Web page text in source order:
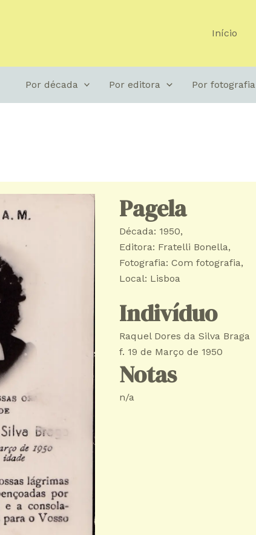
Início
Por década Por editora Por fotografia
Pagela
Década: 1950,
Editora: Fratelli Bonella,
Fotografia: Com fotografia,
Local: Lisboa
Indivíduo
Raquel Dores da Silva Braga
f. 19 de Março de 1950
Notas
n/a